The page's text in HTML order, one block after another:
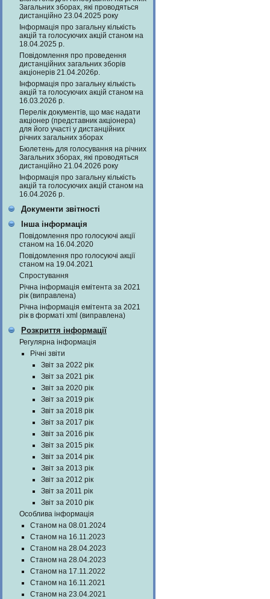
Загальних зборах, які проводяться
дистанційно 23.04.2025 року
Інформація про загальну кількість
акцій та голосуючих акцій станом на
18.04.2025 р.
Повідомлення про проведення
дистанційних загальних зборів
акціонерів 21.04.2026р.
Інформація про загальну кількість
акцій та голосуючих акцій станом на
16.03.2026 р.
Перелік документів, що має надати
акціонер (представник акціонера)
для його участі у дистанційних
річних загальних зборах
Бюлетень для голосування на річних
Загальних зборах, які проводяться
дистанційно 21.04.2026 року
Інформація про загальну кількість
акцій та голосуючих акцій станом на
16.04.2026 р.
Документи звітності
Інша інформація
Повідомлення про голосуючі акції
станом на 16.04.2020
Повідомлення про голосуючі акції
станом на 19.04.2021
Спростування
Річна інформація емітента за 2021
рік (виправлена)
Річна інформація емітента за 2021
рік в форматі xml (виправлена)
Розкриття інформації
Регулярна інформація
Річні звіти
Звіт за 2022 рік
Звіт за 2021 рік
Звіт за 2020 рік
Звіт за 2019 рік
Звіт за 2018 рік
Звіт за 2017 рік
Звіт за 2016 рік
Звіт за 2015 рік
Звіт за 2014 рік
Звіт за 2013 рік
Звіт за 2012 рік
Звіт за 2011 рік
Звіт за 2010 рік
Особлива інформація
Станом на 08.01.2024
Станом на 16.11.2023
Станом на 28.04.2023
Станом на 28.04.2023
Станом на 17.11.2022
Станом на 16.11.2021
Станом на 23.04.2021